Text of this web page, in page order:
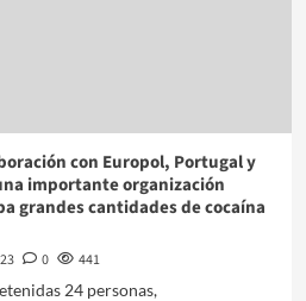
con Europol, Portugal y
importante organización
grandes cantidades de cocaína
0
441
24 personas,